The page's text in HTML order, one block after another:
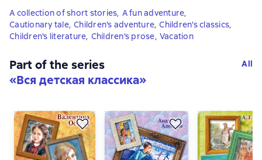
A collection of short stories, A fun adventure,
Cautionary tale, Children's adventure, Children's classics,
Children's literature, Children's prose, Vacation
Part of the series
«Вся детская классика»
All